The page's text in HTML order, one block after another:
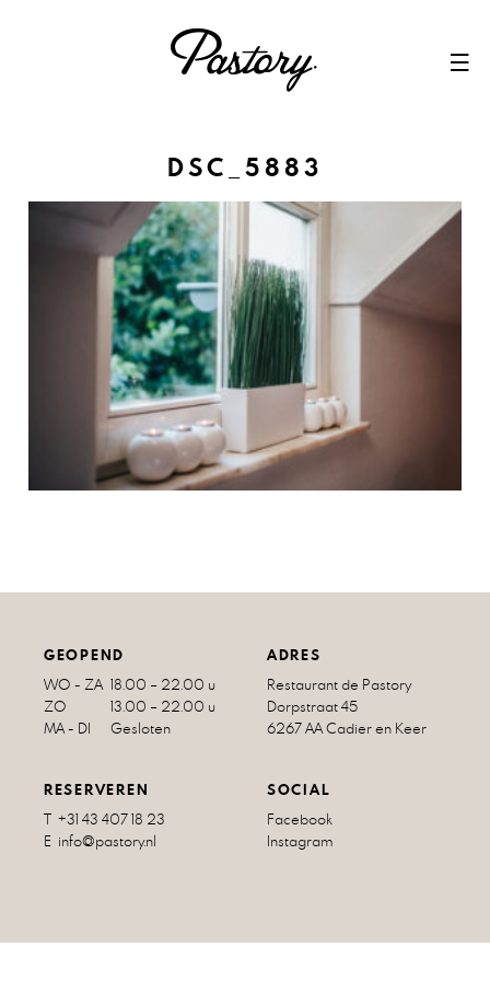
DSC_5883
GEOPEND
WO - ZA 18.00 – 22.00 u
ZO
13.00 – 22.00 u
MA - DI
Gesloten
ADRES
Restaurant de Pastory
Dorpstraat 45
6267 AA Cadier en Keer
RESERVEREN
T +31 43 407 18 23
E info@pastory.nl
SOCIAL
Facebook
Instagram